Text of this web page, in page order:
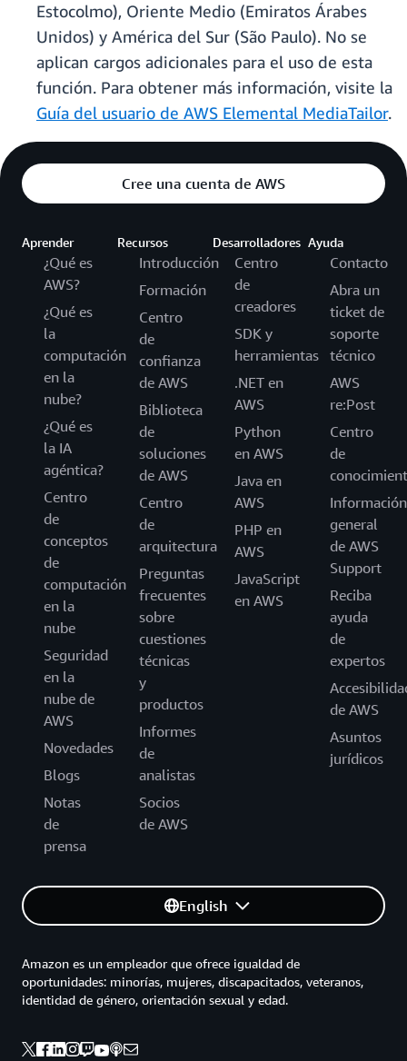
Estocolmo), Oriente Medio (Emiratos Árabes
Unidos) y América del Sur (São Paulo). No se
aplican cargos adicionales para el uso de esta
función. Para obtener más información, visite la
Guía del usuario de AWS Elemental MediaTailor.
Cree una cuenta de AWS
Aprender
¿Qué es
AWS?
¿Qué es
la
computación
en la
nube?
¿Qué es
la IA
agéntica?
Centro
de
conceptos
de
computación
en la
nube
Seguridad
en la
nube de
AWS
Novedades
Blogs
Notas
de
prensa
Recursos
Introducción
Formación
Centro
de
confianza
de AWS
Biblioteca
de
soluciones
de AWS
Centro
de
arquitectura
Preguntas
frecuentes
sobre
cuestiones
técnicas
y
productos
Informes
de
analistas
Socios
de AWS
Desarrolladores
Centro
de
creadores
SDK y
herramientas
.NET en
AWS
Python
en AWS
Java en
AWS
PHP en
AWS
JavaScript
en AWS
Ayuda
Contacto
Abra un
ticket de
soporte
técnico
AWS
re:Post
Centro
de
Información
general
de AWS
Support
Reciba
ayuda
de
expertos
de AWS
Asuntos
jurídicos
English
Amazon es un empleador que ofrece igualdad de
oportunidades: minorías, mujeres, discapacitados, veteranos,
identidad de género, orientación sexual y edad.